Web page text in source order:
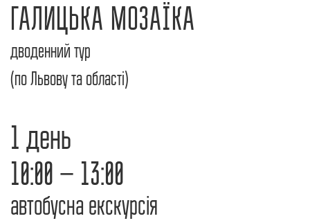
ГАЛИЦЬКА МОЗАЇКА
дводенний тур
(по Львову та області)
1 день
10:00 – 13:00
автобусна екскурсія